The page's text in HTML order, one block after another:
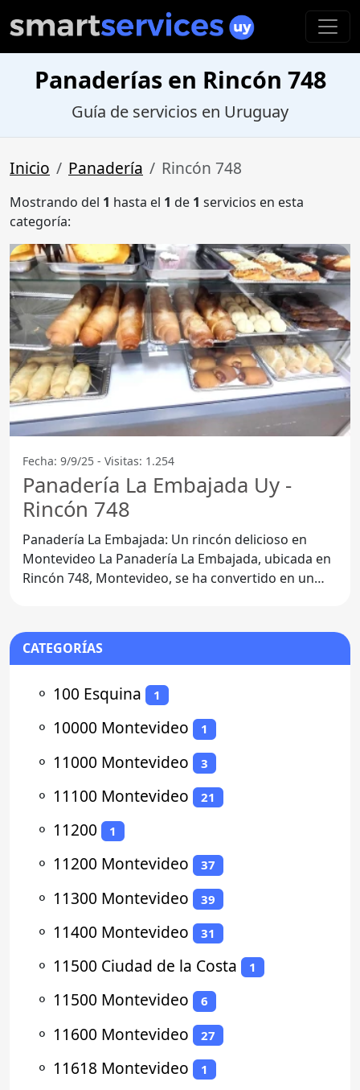
Panaderías en Rincón 748
Guía de servicios en Uruguay
Inicio Panadería Rincón 748
Mostrando del 1 hasta el 1 de 1 servicios en esta
categoría:
Fecha: 9/9/25 - Visitas: 1.254
Panadería La Embajada Uy -
Rincón 748
Panadería La Embajada: Un rincón delicioso en
Montevideo La Panadería La Embajada, ubicada en
Rincón 748, Montevideo, se ha convertido en un
CATEGORÍAS
⚬ 100 Esquina 1
⚬ 10000 Montevideo 1
⚬ 11000 Montevideo 3
⚬ 11100 Montevideo 21
⚬ 11200 1
⚬ 11200 Montevideo 37
⚬ 11300 Montevideo 39
⚬ 11400 Montevideo 31
⚬ 11500 Ciudad de la Costa 1
⚬ 11500 Montevideo 6
⚬ 11600 Montevideo 27
⚬ 11618 Montevideo 1